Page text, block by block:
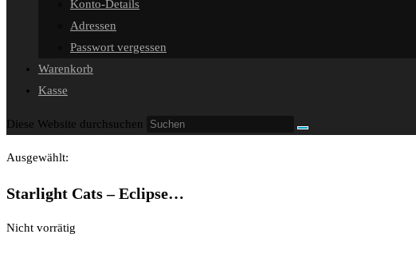
Konto-Details
Adressen
Passwort vergessen
Warenkorb
Kasse
Diese Website durchsuchen
Ausgewählt:
Starlight Cats – Eclipse…
Nicht vorrätig